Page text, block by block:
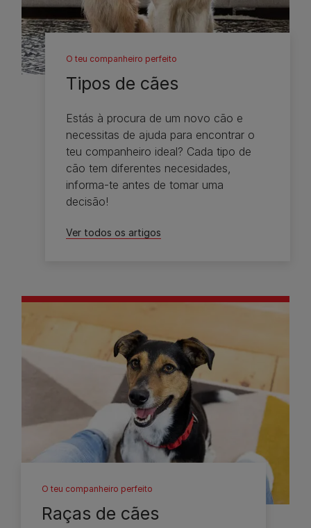
O teu companheiro perfeito
Tipos de cães
Estás à procura de um novo cão e
necessitas de ajuda para encontrar o
teu companheiro ideal? Cada tipo de
cão tem diferentes necesidades,
informa-te antes de tomar uma
decisão!
Ver todos os artigos
O teu companheiro perfeito
Raças de cães